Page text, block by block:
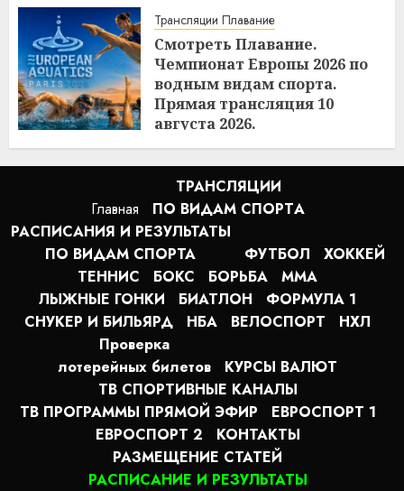
Трансляции Плавание
Смотреть Плавание.
Чемпионат Европы 2026 по
водным видам спорта.
Прямая трансляция 10
августа 2026.
9:40 10.08.2026
Главная
ТРАНСЛЯЦИИ
ПО ВИДАМ СПОРТA
РАСПИСАНИЯ И РЕЗУЛЬТАТЫ
ПО ВИДАМ СПОРТА
ФУТБОЛ
ХОККЕЙ
ТЕННИС
БОКС БОРЬБА
MMA
ЛЫЖНЫЕ ГОНКИ
БИАТЛОН
ФОРМУЛА 1
СНУКЕР И БИЛЬЯРД
НБА ВЕЛОСПОРТ
НХЛ
Проверка
лотерейных билетов
КУРСЫ ВАЛЮТ
ТВ СПОРТИВНЫЕ КАНАЛЫ
ТВ ПРОГРАММЫ ПРЯМОЙ ЭФИР
ЕВРОСПОРТ 1
ЕВРОСПОРТ 2
КОНТАКТЫ
РАЗМЕЩЕНИЕ СТАТЕЙ
РАСПИСАНИЕ И РЕЗУЛЬТАТЫ